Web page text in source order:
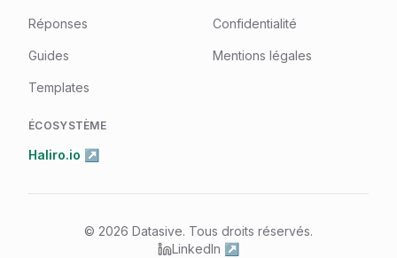
Réponses
Guides
Templates
ÉCOSYSTÈME
Haliro.io ↗
Confidentialité
Mentions légales
© 2026 Datasive. Tous droits réservés.
LinkedIn ↗